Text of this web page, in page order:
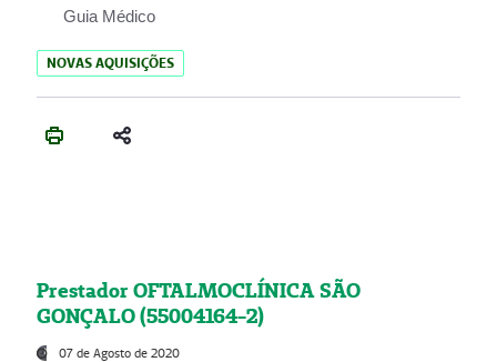
Guia Médico
NOVAS AQUISIÇÕES
Prestador OFTALMOCLÍNICA SÃO
GONÇALO (55004164-2)
07 de Agosto de 2020